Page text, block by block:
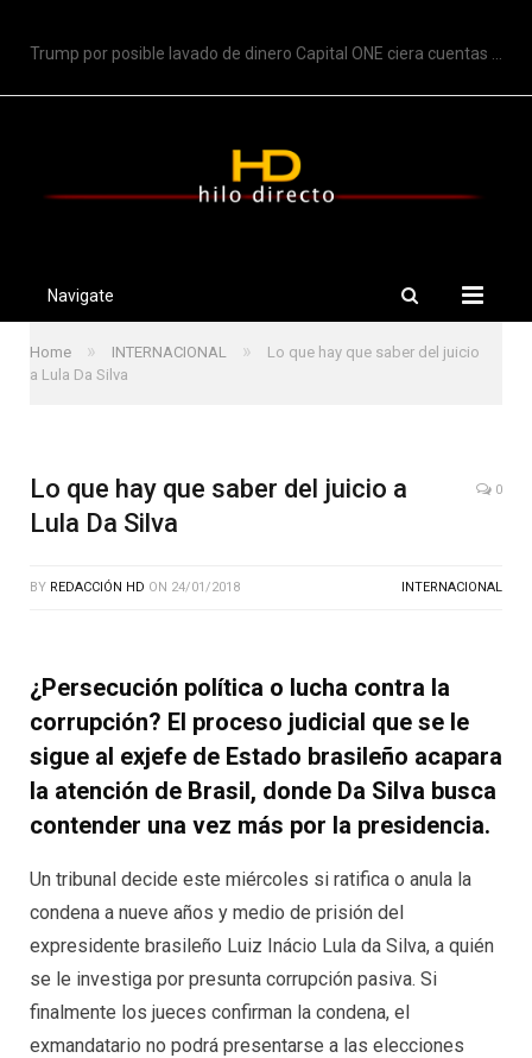
Trump por posible lavado de dinero Capital ONE ciera cuentas de Trump
Navigate
Home » INTERNACIONAL »
Lo que hay que saber del juicio
a Lula Da Silva
Lo que hay que saber del juicio a
Lula Da Silva
0
BY REDACCIÓN HD ON 24/01/2018 INTERNACIONAL
¿Persecución política o lucha contra la
corrupción? El proceso judicial que se le
sigue al exjefe de Estado brasileño acapara
la atención de Brasil, donde Da Silva busca
contender una vez más por la presidencia.
Un tribunal decide este miércoles si ratifica o anula la
condena a nueve años y medio de prisión del
expresidente brasileño Luiz Inácio Lula da Silva, a quién
se le investiga por presunta corrupción pasiva. Si
finalmente los jueces confirman la condena, el
exmandatario no podrá presentarse a las elecciones